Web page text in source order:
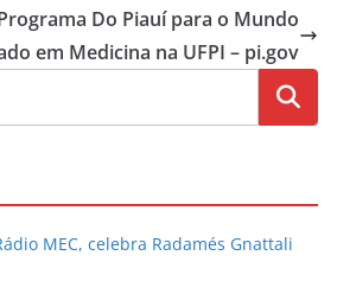
Do Piauí para o Mundo
em Medicina na UFPI – pi.gov
MEC, celebra Radamés Gnattali